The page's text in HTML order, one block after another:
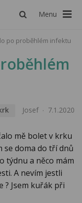
Menu
po proběhlém infektu
Josef 7.1.2020
mě bolet v krku
se doma do tří dnů
týdnu a něco mám
A nevím jestli
? Jsem kuřák při